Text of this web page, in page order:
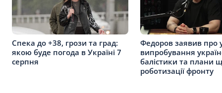
Спека до +38, грози та град:
якою буде погода в Україні 7
серпня
Федоров заявив про
випробування
балістики та плани
роботизації фронту